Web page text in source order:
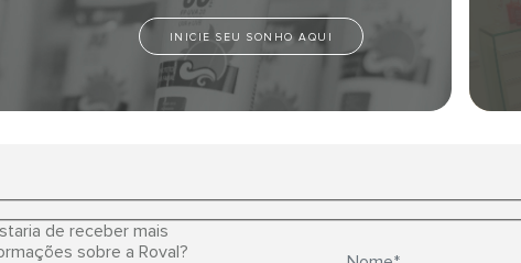
INICIE SEU SONHO AQUI
de receber mais
sobre a Roval?